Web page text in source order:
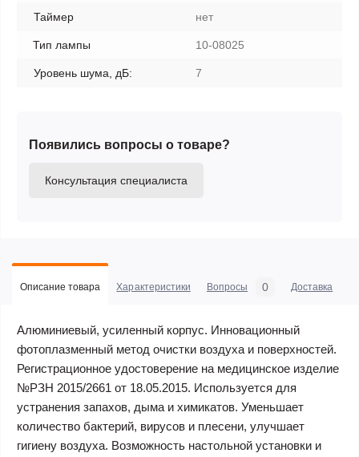
Таймер нет
Тип лампы 10-08025
Уровень шума, дБ: 7
Появились вопросы о товаре?
Консультация специалиста
Описание товара Характеристики Вопросы 0 Доставка
Алюминиевый, усиленный корпус. Инновационный
фотоплазменный метод очистки воздуха и поверхностей.
Регистрационное удостоверение на медицинское изделие
№РЗН 2015/2661 от 18.05.2015. Используется для
устранения запахов, дыма и химикатов. Уменьшает
количество бактерий, вирусов и плесени, улучшает
гигиену воздуха. Возможность настольной установки и